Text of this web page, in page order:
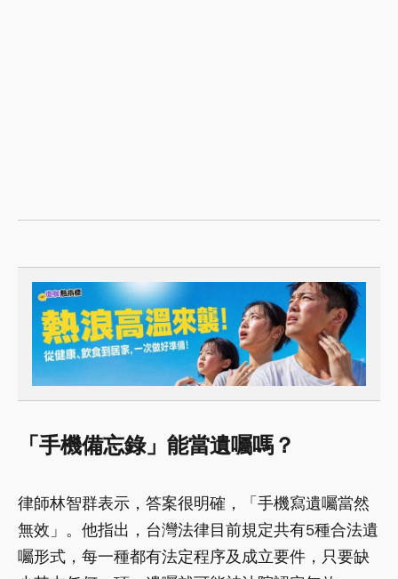
「手機備忘錄」能當遺囑嗎？
律師林智群表示，答案很明確，「手機寫遺囑當然
無效」。他指出，台灣法律目前規定共有5種合法遺
囑形式，每一種都有法定程序及成立要件，只要缺